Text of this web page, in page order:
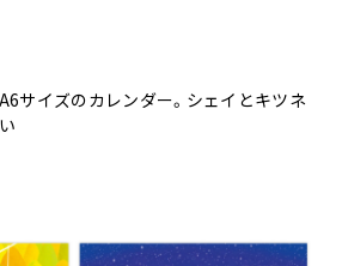
サイズのカレンダー。シェイとキツネ